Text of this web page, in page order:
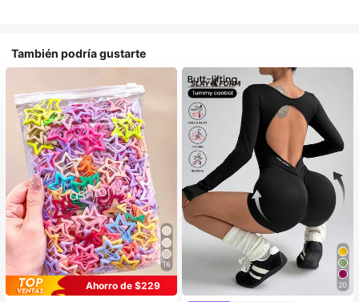
También podría gustarte
16
Ahorro de $229
#1 Más vendidos
en Aleación De Hierro Accesorios para el cabello d
¡Casi agotado!
20
#1 Más vendidos
en Sin costuras Monos deportivos para mujer